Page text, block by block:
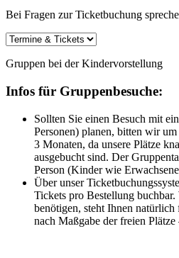
Bei Fragen zur Ticketbuchung
Gruppen bei der Kindervorstellung
Infos für Gruppenbesuche:
Sollten Sie einen Besuch mit
Personen) planen, bitten wir
3 Monaten, da unsere Plätze
ausgebucht sind. Der
Person (Kinder wie
Über unser
Tickets pro Bestellung
benötigen, steht Ihnen
nach Maßgabe der freien